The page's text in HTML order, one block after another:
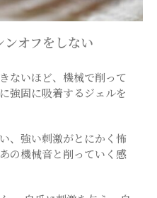
ンオフをしない
ないほど、機械で削って
強固に吸着するジェルを
、強い刺激がとにかく怖
の機械音と削っていく感